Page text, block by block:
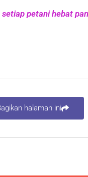
setiap petani hebat
halaman ini